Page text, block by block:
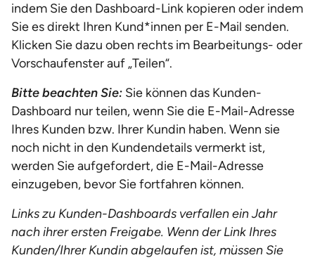
indem Sie den Dashboard-Link kopieren oder indem
Sie es direkt Ihren Kund*innen per E-Mail senden.
Klicken Sie dazu oben rechts im Bearbeitungs- oder
Vorschaufenster auf „Teilen“.
Bitte beachten Sie: Sie können das Kunden-
Dashboard nur teilen, wenn Sie die E-Mail-Adresse
Ihres Kunden bzw. Ihrer Kundin haben. Wenn sie
noch nicht in den Kundendetails vermerkt ist,
werden Sie aufgefordert, die E-Mail-Adresse
einzugeben, bevor Sie fortfahren können.
Links zu Kunden-Dashboards verfallen ein Jahr
nach ihrer ersten Freigabe. Wenn der Link Ihres
Kunden/Ihrer Kundin abgelaufen ist, müssen Sie